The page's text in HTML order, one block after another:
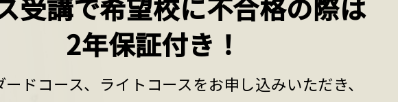
2年保証付き！
ドコース、ライトコースをお申し込みいただき、